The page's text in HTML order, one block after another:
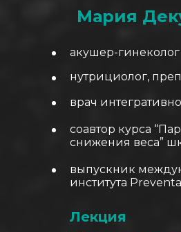
Мария
Лекция
акушер-гинеколог
выпускник
института
соавтор курса
снижения веса”
нутрициолог,
врач